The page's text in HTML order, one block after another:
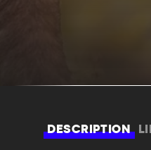
DESCRIPTION